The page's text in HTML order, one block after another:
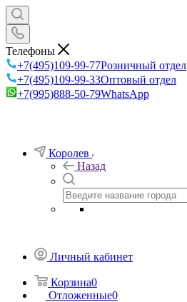
Телефоны
+7(495)109-99-77Розничный отдел
+7(495)109-99-33Оптовый отдел
+7(995)888-50-79WhatsApp
Королев
Назад
Личный кабинет
Корзина0
Отложенные0